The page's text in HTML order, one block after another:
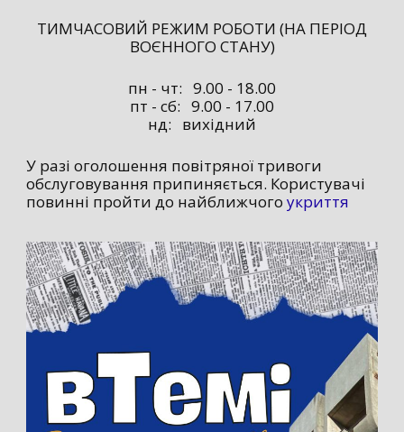
ТИМЧАСОВИЙ РЕЖИМ РОБОТИ (НА ПЕРІОД
ВОЄННОГО СТАНУ)
пн - чт: 9.00 - 18.00
пт - сб: 9.00 - 17.00
нд: вихідний
У разі оголошення повітряної тривоги
обслуговування припиняється. Користувачі
повинні пройти до найближчого укриття